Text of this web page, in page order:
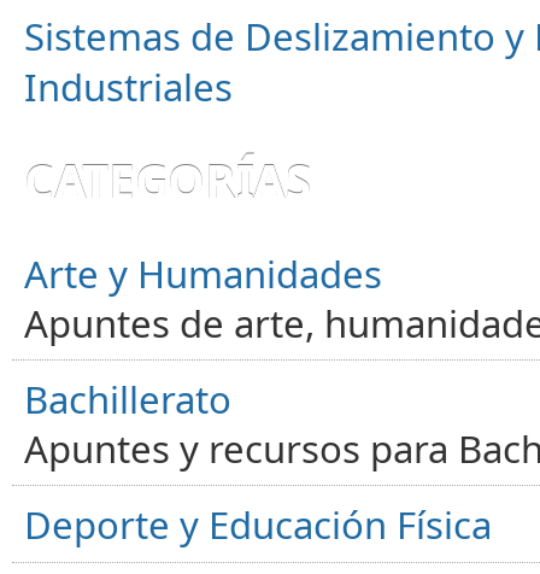
Sistemas de Deslizamiento
Industriales
CATEGORÍAS
Arte y Humanidades
Apuntes de arte,
Bachillerato
Apuntes y recursos para
Deporte y Educación Física